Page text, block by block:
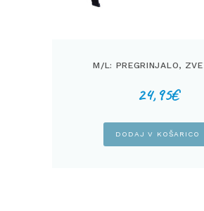
M/L: PREGRINJALO,
24,95€
DODAJ V KOŠARICO